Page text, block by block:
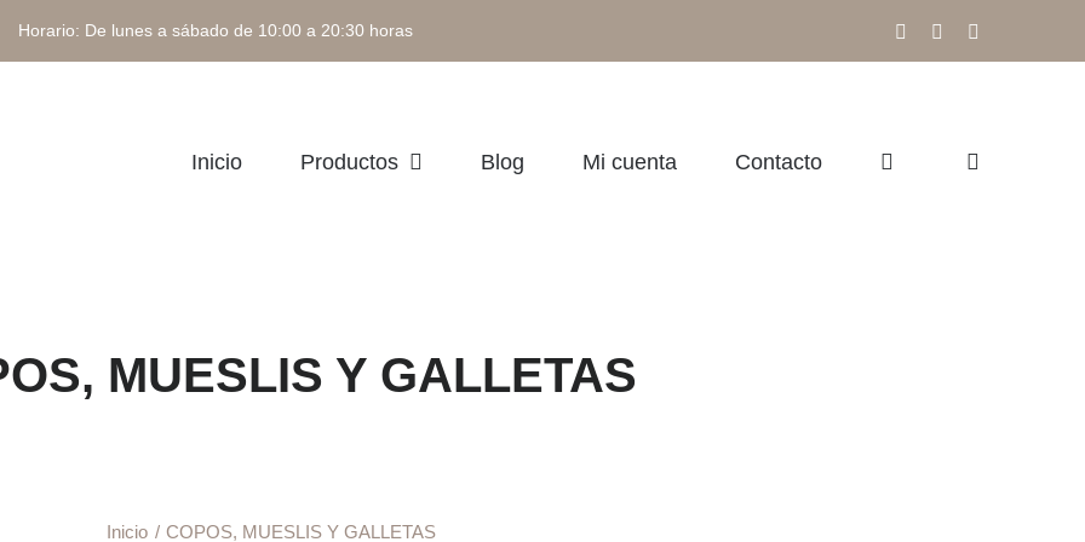
De lunes a sábado de 10:00 a 20:30 horas FacebookInstagram
Inicio Productos Blog Mi cuenta Contacto
MUESLIS Y GALLETAS
Inicio COPOS, MUESLIS Y GALLETAS